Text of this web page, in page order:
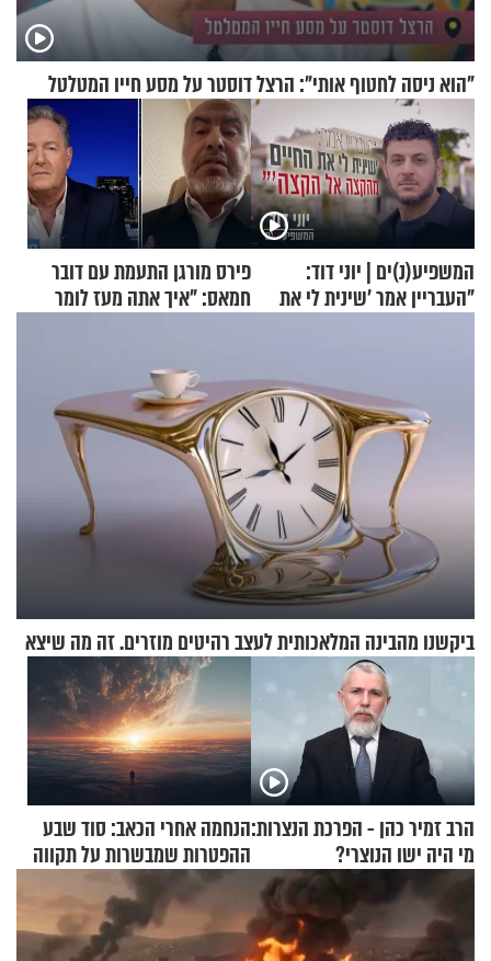
"הוא ניסה לחטוף אותי": הרצל דוסטר על מסע חייו המטלטל
המשפיע(נ)ים | יוני דוד:
"העבריין אמר 'שינית לי את
פירס מורגן התעמת עם דובר
חמאס: "איך אתה מעז לומר
ביקשנו מהבינה המלאכותית לעצב רהיטים מוזרים. זה מה שיצא
הרב זמיר כהן - הפרכת הנצרות:
מי היה ישו הנוצרי?
הנחמה אחרי הכאב: סוד שבע
ההפטרות שמבשרות על תקווה
וגאולה